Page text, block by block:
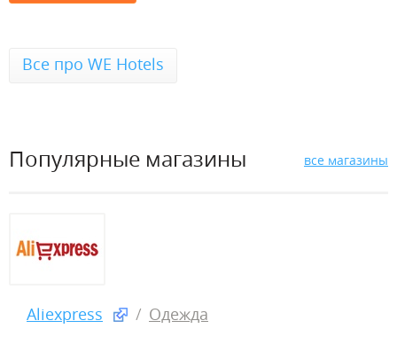
Все про WE Hotels
Популярные магазины все магазины
Aliexpress Одежда